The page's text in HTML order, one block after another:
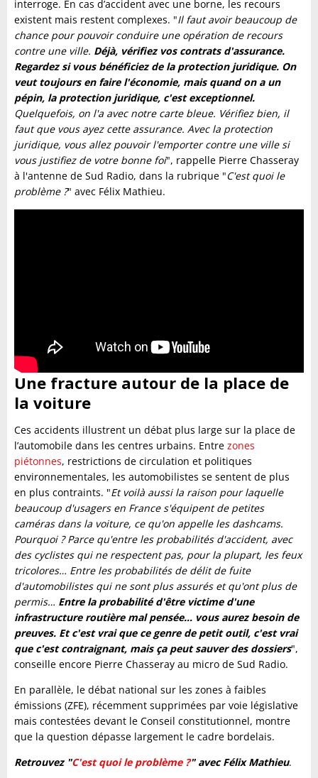
interroge. En cas d’accident avec une borne, les recours
existent mais restent complexes. "Il faut avoir beaucoup de
chance pour pouvoir conduire une opération de recours
contre une ville. Déjà, vérifiez vos contrats d'assurance.
Regardez si vous bénéficiez de la protection juridique. On
veut toujours en faire l'économie, mais quand on a un
pépin, la protection juridique, c'est exceptionnel.
Quelquefois, on l'a avec notre carte bleue. Vérifiez bien, il
faut que vous ayez cette assurance. Avec la protection
juridique, vous allez pouvoir l'emporter contre une ville si
vous justifiez de votre bonne foi", rappelle Pierre Chasseray
à l'antenne de Sud Radio, dans la rubrique "C'est quoi le
problème ?" avec Félix Mathieu.
Une fracture autour de la place de
la voiture
Ces accidents illustrent un débat plus large sur la place de
l’automobile dans les centres urbains. Entre zones
piétonnes, restrictions de circulation et politiques
environnementales, les automobilistes se sentent de plus
en plus contraints. "Et voilà aussi la raison pour laquelle
beaucoup d'usagers en France s'équipent de petites
caméras dans la voiture, ce qu'on appelle les dashcams.
Pourquoi ? Parce qu'entre les probabilités d'accident, avec
des cyclistes qui ne respectent pas, pour la plupart, les feux
tricolores… Entre les probabilités de délit de fuite
d'automobilistes qui ne sont plus assurés et qu'ont plus de
permis… Entre la probabilité d'être victime d'une
infrastructure routière mal pensée… vous aurez besoin de
preuves. Et c'est vrai que ce genre de petit outil, c'est vrai
que c'est contraignant, mais ça peut sauver des dossiers",
conseille encore Pierre Chasseray au micro de Sud Radio.
En parallèle, le débat national sur les zones à faibles
émissions (ZFE), récemment supprimées par voie législative
mais contestées devant le Conseil constitutionnel, montre
que la question dépasse largement le cadre bordelais.
Retrouvez "C'est quoi le problème ?" avec Félix Mathieu.